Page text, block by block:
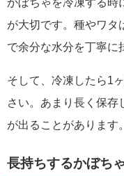
が大切です。種やワタ
で余分な水分を丁寧に
そして、冷凍したら1
さい。あまり長く保存
が出ることがあります。
長持ちするかぼち